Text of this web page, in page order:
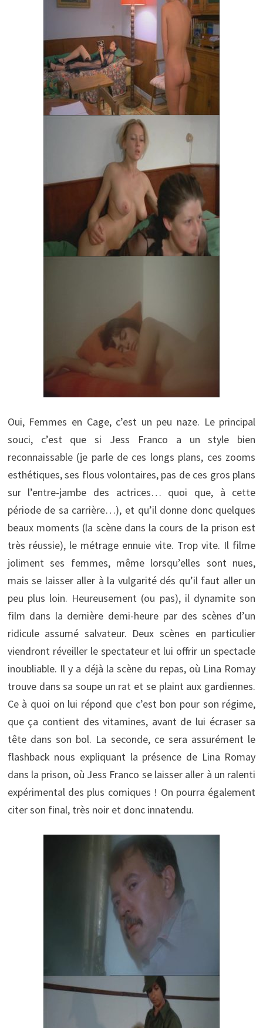
Oui, Femmes en Cage, c’est un peu naze. Le principal
souci, c’est que si Jess Franco a un style bien
reconnaissable (je parle de ces longs plans, ces zooms
esthétiques, ses flous volontaires, pas de ces gros plans
sur l’entre-jambe des actrices… quoi que, à cette
période de sa carrière…), et qu’il donne donc quelques
beaux moments (la scène dans la cours de la prison est
très réussie), le métrage ennuie vite. Trop vite. Il filme
joliment ses femmes, même lorsqu’elles sont nues,
mais se laisser aller à la vulgarité dés qu’il faut aller un
peu plus loin. Heureusement (ou pas), il dynamite son
film dans la dernière demi-heure par des scènes d’un
ridicule assumé salvateur. Deux scènes en particulier
viendront réveiller le spectateur et lui offrir un spectacle
inoubliable. Il y a déjà la scène du repas, où Lina Romay
trouve dans sa soupe un rat et se plaint aux gardiennes.
Ce à quoi on lui répond que c’est bon pour son régime,
que ça contient des vitamines, avant de lui écraser sa
tête dans son bol. La seconde, ce sera assurément le
flashback nous expliquant la présence de Lina Romay
dans la prison, où Jess Franco se laisser aller à un ralenti
expérimental des plus comiques ! On pourra également
citer son final, très noir et donc innatendu.